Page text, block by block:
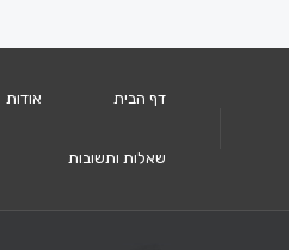
דף הבית אודות
שאלות ותשובות